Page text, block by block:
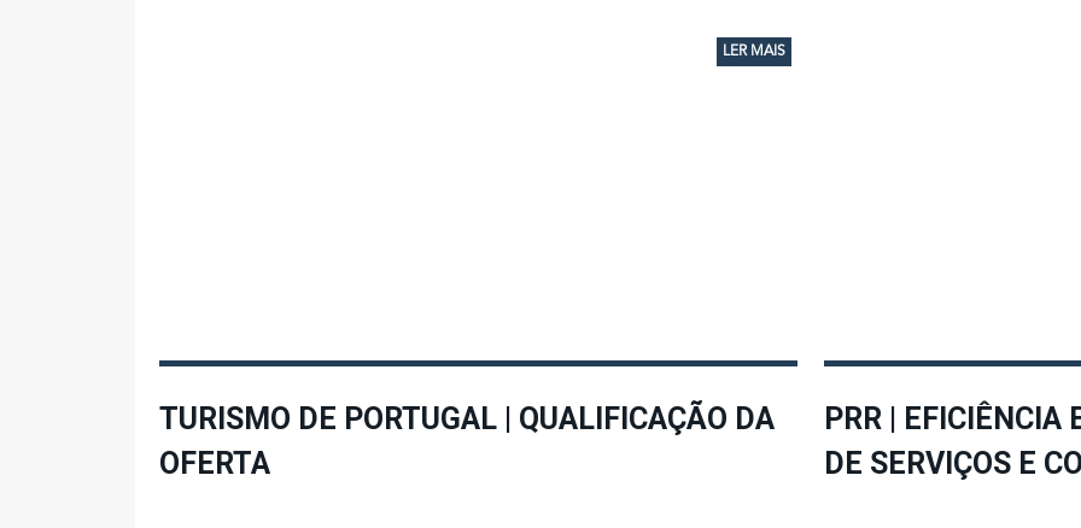
LER MAIS
TURISMO DE PORTUGAL | QUALIFICAÇÃO DA
OFERTA
PRR | EFICIÊNCIA
DE SERVIÇOS E